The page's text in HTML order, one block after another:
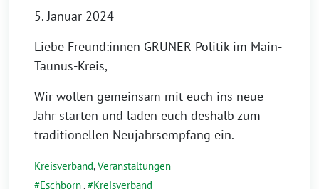
5. Januar 2024
Liebe Freund:innen GRÜNER Politik im Main-
Taunus-Kreis,
Wir wollen gemeinsam mit euch ins neue
Jahr starten und laden euch deshalb zum
traditionellen Neujahrsempfang ein.
Kreisverband,Veranstaltungen
Eschborn, Kreisverband